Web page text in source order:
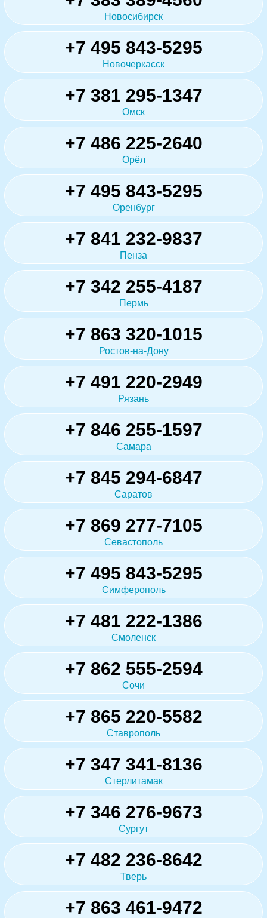
Новосибирск
+7 495 843-5295
Новочеркасск
+7 381 295-1347
Омск
+7 486 225-2640
Орёл
+7 495 843-5295
Оренбург
+7 841 232-9837
Пенза
+7 342 255-4187
Пермь
+7 863 320-1015
Ростов-на-Дону
+7 491 220-2949
Рязань
+7 846 255-1597
Самара
+7 845 294-6847
Саратов
+7 869 277-7105
Севастополь
+7 495 843-5295
Симферополь
+7 481 222-1386
Смоленск
+7 862 555-2594
Сочи
+7 865 220-5582
Ставрополь
+7 347 341-8136
Стерлитамак
+7 346 276-9673
Сургут
+7 482 236-8642
Тверь
+7 863 461-9472